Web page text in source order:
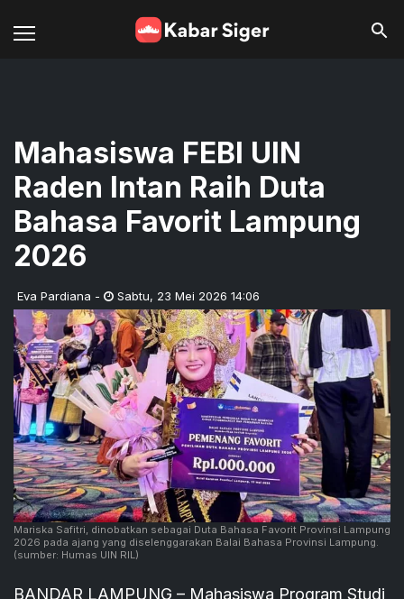
Mahasiswa FEBI UIN
Raden Intan Raih Duta
Bahasa Favorit Lampung
2026
Eva Pardiana - Sabtu, 23 Mei 2026 14:06
Mariska Safitri, dinobatkan sebagai Duta Bahasa Favorit Provinsi Lampung
2026 pada ajang yang diselenggarakan Balai Bahasa Provinsi Lampung.
(sumber: Humas UIN RIL)
BANDAR LAMPUNG – Mahasiswa Program Studi